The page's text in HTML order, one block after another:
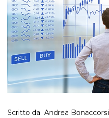
Scritto da: Andrea Bonaccorsi